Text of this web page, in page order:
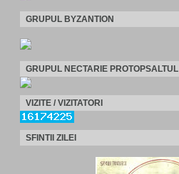
GRUPUL BYZANTION
GRUPUL NECTARIE PROTOPSALTUL
VIZITE / VIZITATORI
SFINTII ZILEI